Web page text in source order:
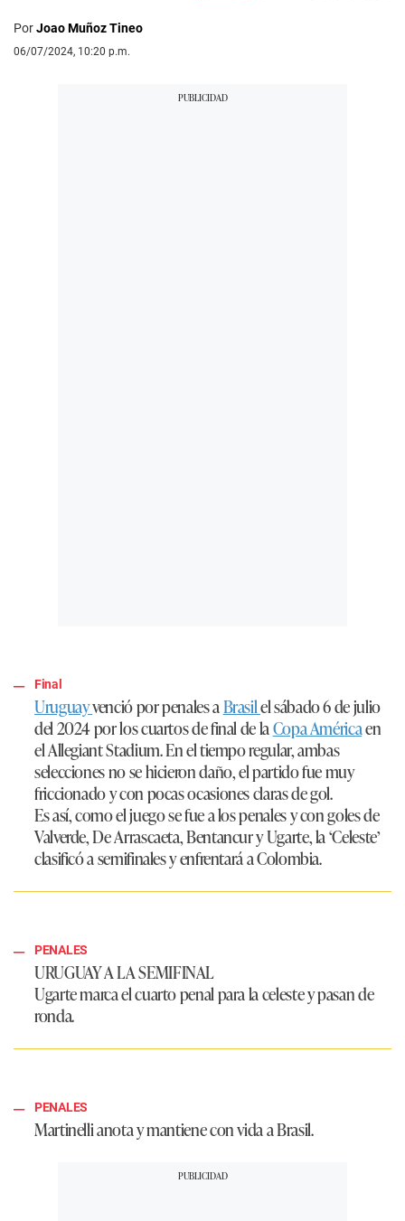
PorJoao Muñoz Tineo
06/07/2024, 10:20 p.m.
Final
Uruguayvenció por penales aBrasilel sábado 6 de julio
del 2024 por los cuartos de final de laCopa Américaen
el Allegiant Stadium. En el tiempo regular, ambas
selecciones no se hicieron daño, el partido fue muy
friccionado y con pocas ocasiones claras de gol.
Es así, como el juego se fue a los penales y con goles de
Valverde, De Arrascaeta, Bentancur y Ugarte, la ‘Celeste’
clasificó a semifinales y enfrentará a Colombia.
PENALES
URUGUAY A LA SEMIFINAL
Ugarte marca el cuarto penal para la celeste y pasan de
ronda.
PENALES
Martinelli anota y mantiene con vida a Brasil.